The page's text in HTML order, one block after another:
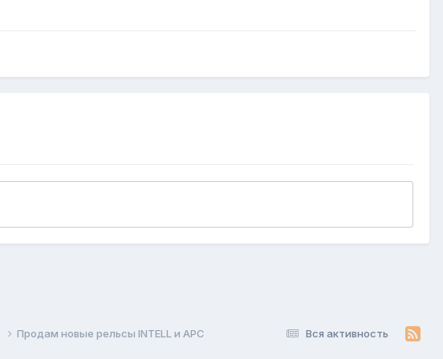
Вся активность
Продам новые рельсы INTELL и APC